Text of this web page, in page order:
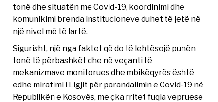
tonë dhe situatën me Covid-19, koordinimi dhe
komunikimi brenda institucioneve duhet të jetë në
një nivel më të lartë.
Sigurisht, një nga faktet që do të lehtësojë punën
tonë të përbashkët dhe në veçanti të
mekanizmave monitorues dhe mbikëqyrës është
edhe miratimi i Ligjit për parandalimin e Covid-19 në
Republikën e Kosovës, me çka rritet fuqia vepruese